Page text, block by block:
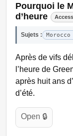
Pourquoi le
d’heure
Sujets :
Après de vifs
l’heure de
après huit ans
d’été.
Open 🔒